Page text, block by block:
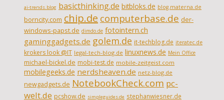
ai-trends.blog basicthinking.de bitbloks.de blog.materna.de
borncity.com chip.de computerbase.de der-
windows-papst.de dimdo.de fotointern.ch
gaminggadgets.de golem.de it-techblog.de iteratec.de
krokers look @IT legal-tech-blog.de linuxnews.de Mein Office
michael-bickel.de mobi-test.de mobile-zeitgeist.com
mobilegeeks.de nerdsheaven.de netz-blog.de
newgadgets.de NotebookCheck.com pc-
welt.de pcshow.de simpleguides.de stephanwiesner.de